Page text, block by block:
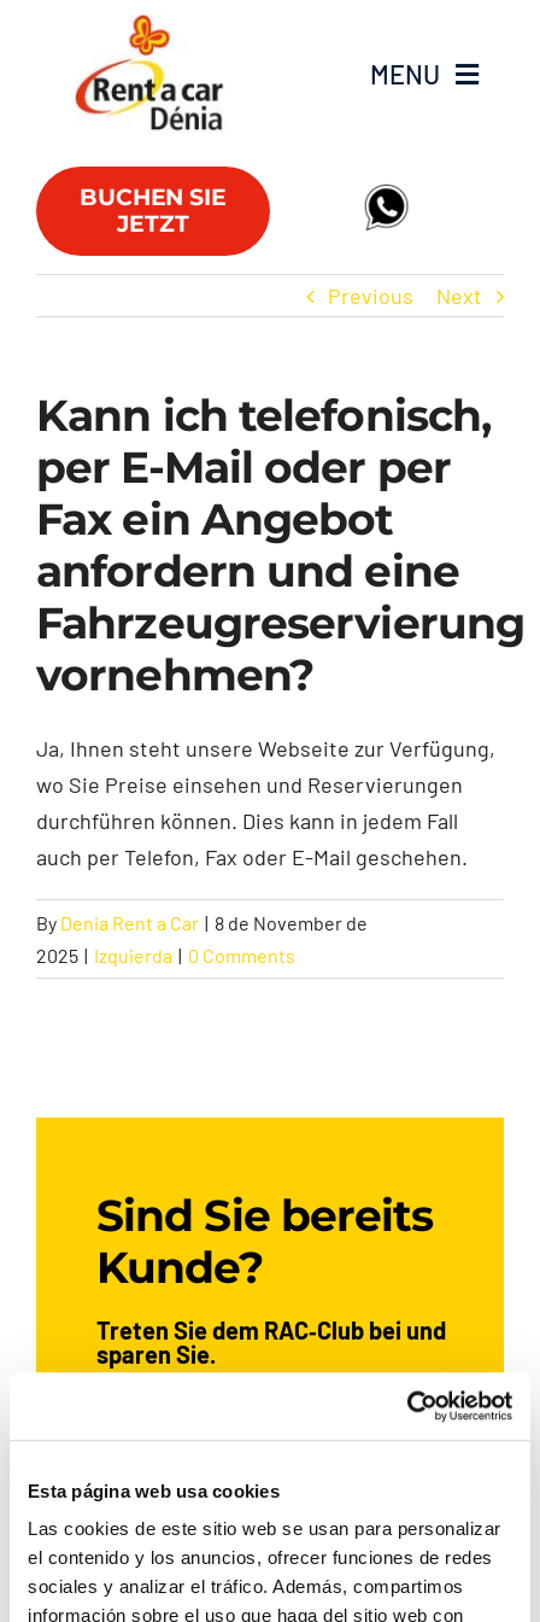
Esta página web usa cookies
Las cookies de este sitio web se usan para personalizar
el contenido y los anuncios, ofrecer funciones de redes
sociales y analizar el tráfico. Además, compartimos
información sobre el uso que haga del sitio web con
MENU
Fahrzeugflotte
Lieferwagen
Angebote
FAQs
Club RAC
Contakt
BUCHEN SIE
JETZT
Previous Next
Kann ich telefonisch,
per E-Mail oder per
Fax ein Angebot
anfordern und eine
Fahrzeugreservierung
vornehmen?
Ja, Ihnen steht unsere Webseite zur Verfügung,
wo Sie Preise einsehen und Reservierungen
durchführen können. Dies kann in jedem Fall
auch per Telefon, Fax oder E-Mail geschehen.
By Denia Rent a Car | 8 de November de
2025 | Izquierda | 0 Comments
Sind Sie bereits
Kunde?
Treten Sie dem RAC‑Club bei und
sparen Sie.
Wenn Sie bereits bei Rent a Car
Dénia ein Auto gemietet haben,